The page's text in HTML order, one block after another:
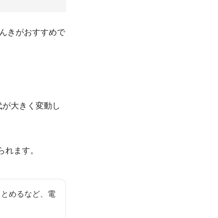
きがおすすめで
大きく変動し
ます。
めるなど、電